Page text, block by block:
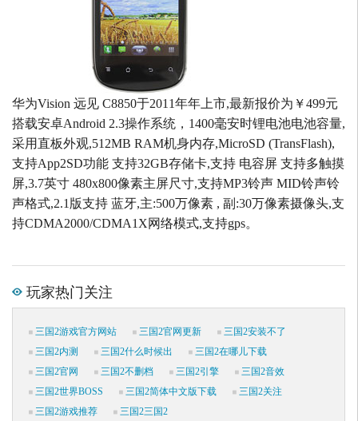
华为Vision 远见 C8850于2011年年上市,最新报价为￥499元
搭载安卓Android 2.3操作系统，1400毫安时锂电池电池容量,
采用直板外观,512MB RAM机身内存,MicroSD (TransFlash),
支持App2SD功能 支持32GB存储卡,支持 电容屏 支持多触摸
屏,3.7英寸 480x800像素主屏尺寸,支持MP3铃声 MID铃声铃
声格式,2.1版支持 蓝牙,主:500万像素 , 副:30万像素摄像头,支
持CDMA2000/CDMA1X网络模式,支持gps。
玩家热门关注
三国2游戏官方网站 三国2官网更新
三国2安装不了
三国2内测
三国2什么时候出
三国2在哪儿下载
三国2官网
三国2不删档 三国2引擎
三国2音效
三国2世界BOSS
三国2简体中文版下载
三国2关注
三国2游戏推荐
三国2三国2